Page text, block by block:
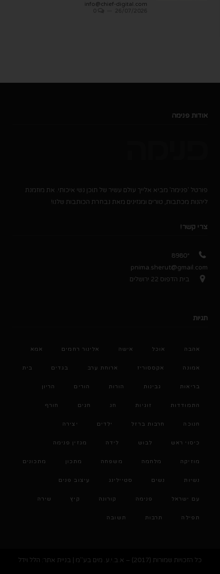
info@chief-digital.com
אודות פנימה
פורטל 'פנימה' מביא אלייך עולם עשיר של תוכן נשי איכותי. את מוזמנת
ליהנות מכתבות, טורים ומגזינים מאת נבחרת הכותבות שלנו!
צרי קשר!
*8980
pnima.sherut@gmail.com
בית הדפוס 22 ירושלים
תגיות
אהבה אוכל אישה אלינור רחמים אמא
אמונה אקססוריז ארוחת ערב בגדים בית
בריאות גבינות הורות הורים הריון
התמודדות זוגיות חג חגים חורף
חנוכה חרבות ברזל ילדים יצירה
כיסוי ראש לבוש לידה מגזין פנימה
מוזיקה מלחמה משפחה מתכון מתכונים
נשיות נשים סטיילינג עיצוב פנים
עם ישראל פנימה קורונה קיץ שירה
תפילה תרבות תשובה
כל הזכויות שמורות (2017) – א.ב.י.ע. מים בע"מ | בניית אתר: הלל וידל